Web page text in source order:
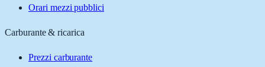
Orari mezzi pubblici
Carburante & ricarica
Prezzi carburante